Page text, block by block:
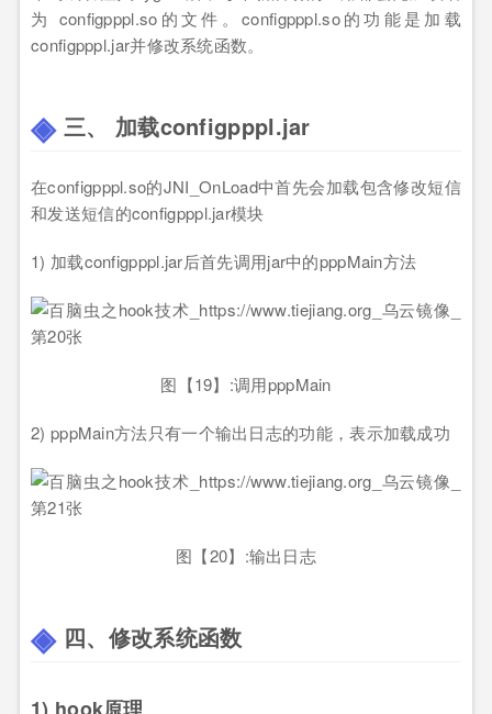
为 configpppl.so的文件。configpppl.so的功能是加载
configpppl.jar并修改系统函数。
三、 加载configpppl.jar
在configpppl.so的JNI_OnLoad中首先会加载包含修改短信
和发送短信的configpppl.jar模块
1) 加载configpppl.jar后首先调用jar中的pppMain方法
图【19】:调用pppMain
2) pppMain方法只有一个输出日志的功能，表示加载成功
图【20】:输出日志
四、修改系统函数